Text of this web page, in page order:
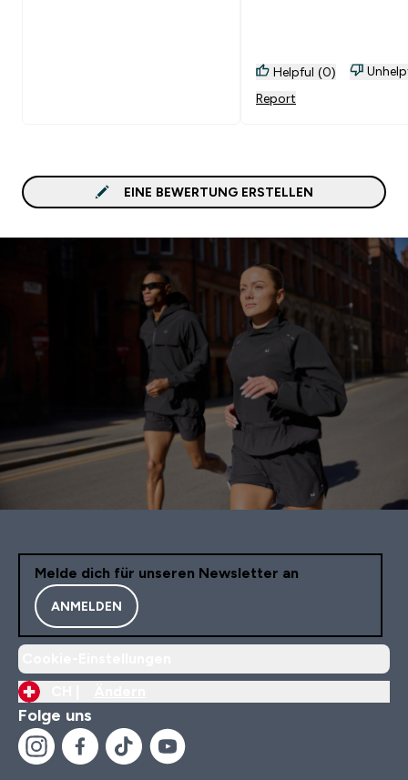
Helpful (0)
Report
EINE BEWERTUNG ERSTELLEN
Melde dich für unseren Newsletter an
ANMELDEN
Folge uns